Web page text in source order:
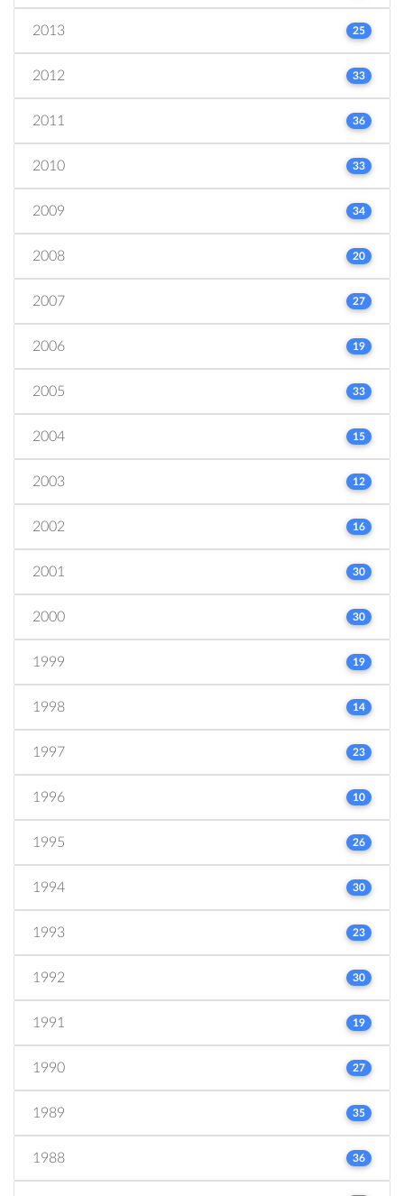
2013 25
2012 33
2011 36
2010 33
2009 34
2008 20
2007 27
2006 19
2005 33
2004 15
2003 12
2002 16
2001 30
2000 30
1999 19
1998 14
1997 23
1996 10
1995 26
1994 30
1993 23
1992 30
1991 19
1990 27
1989 35
1988 36